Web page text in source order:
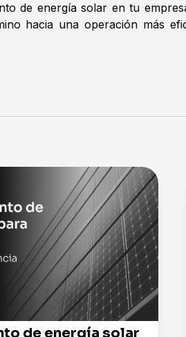
de energía solar en tu
hacia una operación más
de energía solar